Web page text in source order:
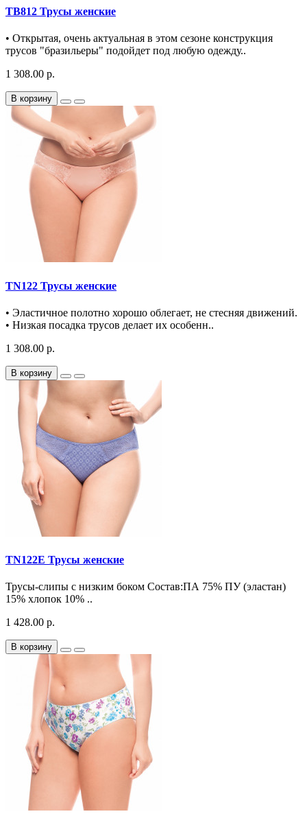
TB812 Трусы женские
• Открытая, очень актуальная в этом сезоне конструкция
трусов "бразильеры" подойдет под любую одежду..
1 308.00 р.
В корзину
TN122 Трусы женские
• Эластичное полотно хорошо облегает, не стесняя движений.
• Низкая посадка трусов делает их особенн..
1 308.00 р.
В корзину
TN122E Трусы женские
Трусы-слипы с низким боком Состав:ПА 75% ПУ (эластан)
15% хлопок 10% ..
1 428.00 р.
В корзину